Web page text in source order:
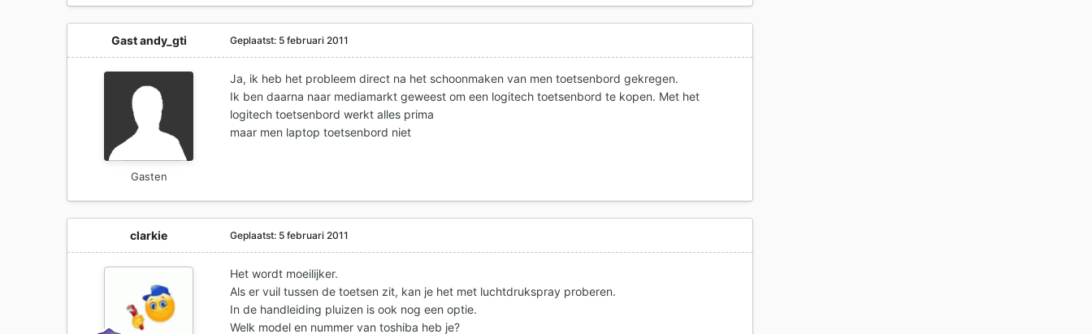
Gast andy_gti
Gasten
Geplaatst: 5 februari 2011
Ja, ik heb het probleem direct na het schoonmaken van men toetsenbord gekregen.
Ik ben daarna naar mediamarkt geweest om een logitech toetsenbord te kopen. Met het
logitech toetsenbord werkt alles prima
maar men laptop toetsenbord niet
clarkie Geplaatst: 5 februari 2011
Het wordt moeilijker.
Als er vuil tussen de toetsen zit, kan je het met luchtdrukspray proberen.
In de handleiding pluizen is ook nog een optie.
Welk model en nummer van toshiba heb je?